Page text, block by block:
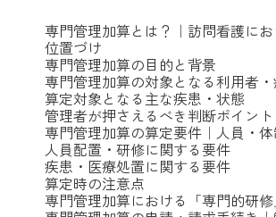
専門管理加算とは？｜訪問看護に
位置づけ
専門管理加算の目的と背景
専門管理加算の対象となる利用者・
算定対象となる主な疾患・状態
管理者が押さえるべき判断ポイント
専門管理加算の算定要件｜人員・
人員配置・研修に関する要件
疾患・医療処置に関する要件
算定時の注意点
専門管理加算における「専門的研修